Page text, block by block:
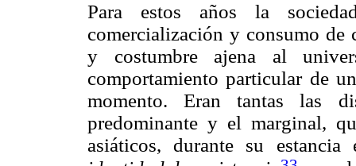
Para estos años la
comercialización y consumo de
y costumbre ajena al
comportamiento particular de
momento. Eran tantas las
predominante y el marginal,
asiáticos, durante su